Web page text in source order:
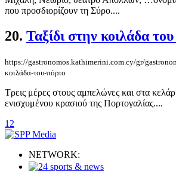
που προσδιορίζουν τη Σύρο....
20. Ταξίδι στην κοιλάδα
https://gastronomos.kathimerini.com.cy/gr/
κοιλάδα-του-πόρτο
Τρεις μέρες στους αμπελώνες και στα
ενισχυμένου κρασιού της Πορτογαλίας....
1 2
NETWORK: